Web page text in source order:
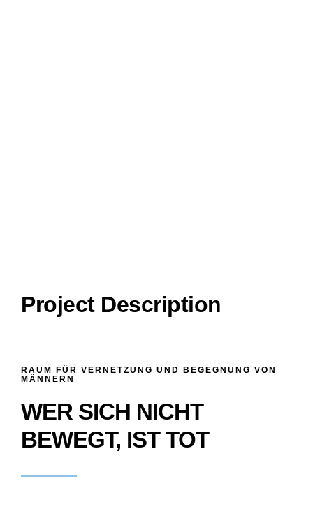
Project Description
RAUM FÜR VERNETZUNG UND BEGEGNUNG VON
MÄNNERN
WER SICH NICHT
BEWEGT, IST TOT